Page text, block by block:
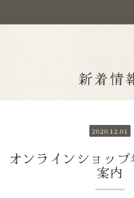
新着情
2020.12.01
オンラインショッ
案内